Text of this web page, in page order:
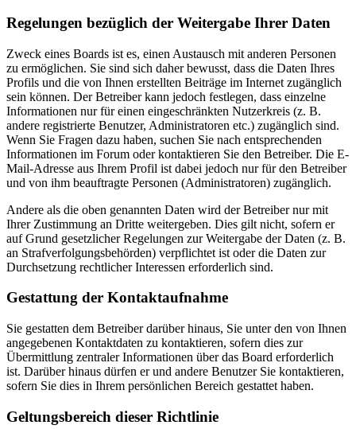
Regelungen bezüglich der Weitergabe Ihrer Daten
Zweck eines Boards ist es, einen Austausch mit anderen Personen
zu ermöglichen. Sie sind sich daher bewusst, dass die Daten Ihres
Profils und die von Ihnen erstellten Beiträge im Internet zugänglich
sein können. Der Betreiber kann jedoch festlegen, dass einzelne
Informationen nur für einen eingeschränkten Nutzerkreis (z. B.
andere registrierte Benutzer, Administratoren etc.) zugänglich sind.
Wenn Sie Fragen dazu haben, suchen Sie nach entsprechenden
Informationen im Forum oder kontaktieren Sie den Betreiber. Die E-
Mail-Adresse aus Ihrem Profil ist dabei jedoch nur für den Betreiber
und von ihm beauftragte Personen (Administratoren) zugänglich.
Andere als die oben genannten Daten wird der Betreiber nur mit
Ihrer Zustimmung an Dritte weitergeben. Dies gilt nicht, sofern er
auf Grund gesetzlicher Regelungen zur Weitergabe der Daten (z. B.
an Strafverfolgungsbehörden) verpflichtet ist oder die Daten zur
Durchsetzung rechtlicher Interessen erforderlich sind.
Gestattung der Kontaktaufnahme
Sie gestatten dem Betreiber darüber hinaus, Sie unter den von Ihnen
angegebenen Kontaktdaten zu kontaktieren, sofern dies zur
Übermittlung zentraler Informationen über das Board erforderlich
ist. Darüber hinaus dürfen er und andere Benutzer Sie kontaktieren,
sofern Sie dies in Ihrem persönlichen Bereich gestattet haben.
Geltungsbereich dieser Richtlinie